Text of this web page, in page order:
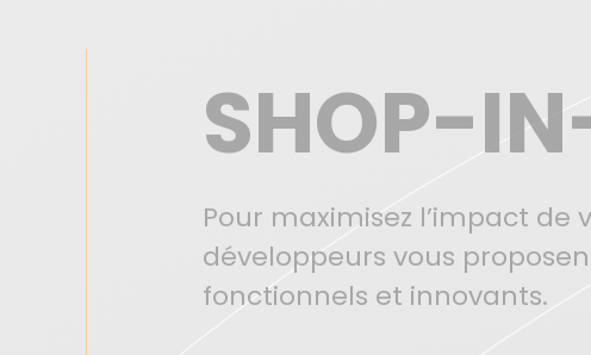
SHOP-
Pour maximisez l’impact
développeurs vous
fonctionnels et innovants.